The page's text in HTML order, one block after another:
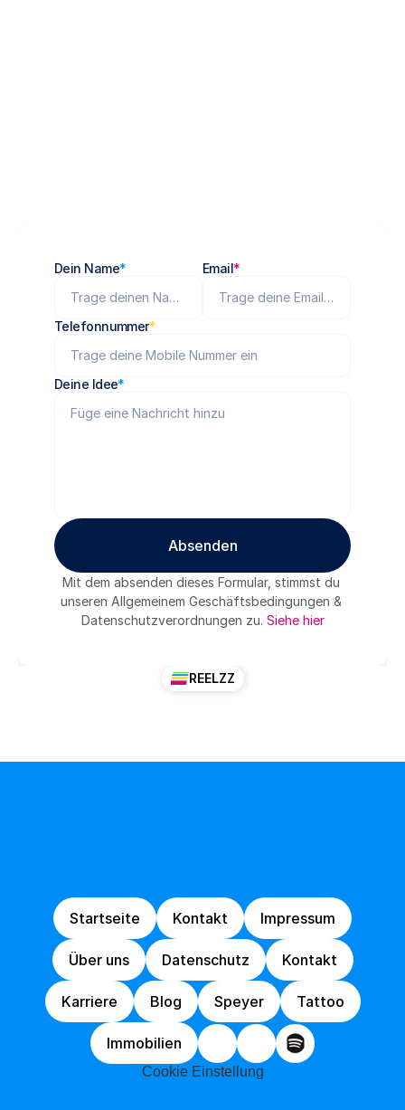
Dein Name* Email*
Telefonnummer*
Deine Idee*
Absenden
Absenden
Mit dem absenden dieses Formular, stimmst du
unseren Allgemeinem Geschäftsbedingungen &
Datenschutzverordnungen zu. Siehe hier
REELZZ
Umsetzung,wir
Startseite
Startseite
Kontakt
Kontakt
Impressum
Impressum
Über uns
Über uns
Datenschutz
Datenschutz
Kontakt
Kontakt
Karriere
Karriere
Blog
Blog
Speyer
Speyer
Tattoo
Tattoo
Immobilien
ImmobilienCookie Einstellung